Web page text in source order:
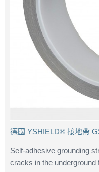
德國 YSHIELD® 接地帶
Self-adhesive grounding
cracks in the underground